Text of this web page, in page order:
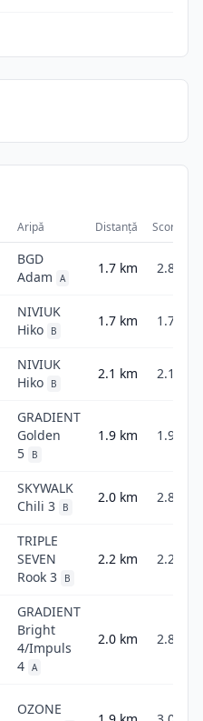
Aripă Distanță Scor
BGD
Adam
A
1.7 km 2.8
NIVIUK
Hiko
B
1.7 km 1.7
NIVIUK
Hiko
B
2.1 km 2.1
GRADIENT
Golden
5
B
1.9 km 1.9
SKYWALK
Chili 3
B
2.0 km 2.8
TRIPLE
SEVEN
Rook 3
B
2.2 km 2.2
GRADIENT
Bright
4/Impuls
4 A
2.0 km 2.8
OZONE